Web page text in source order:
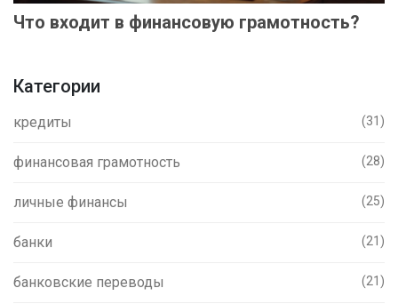
Что входит в финансовую грамотность?
Категории
кредиты (31)
финансовая грамотность (28)
личные финансы (25)
банки (21)
банковские переводы (21)